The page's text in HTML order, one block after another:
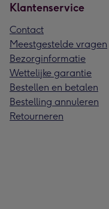
Klantenservice
Contact
Meestgestelde vragen
Bezorginformatie
Wettelijke garantie
Bestellen en betalen
Bestelling annuleren
Retourneren